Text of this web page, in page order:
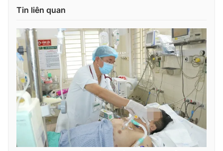
VTV9
Liên hệ tòa soạn English
THỜI BÁO VTV
Theo dõi báo trên
Tin liên quan